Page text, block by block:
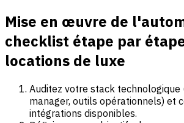
Mise en œuvre de
checklist étape par
locations de luxe
Auditez votre stack technologique
manager, outils opérationnels) et
intégrations disponibles.